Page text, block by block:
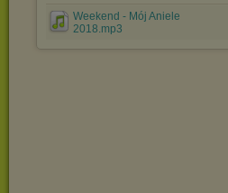
Weekend - Mój Aniele
2018.mp3